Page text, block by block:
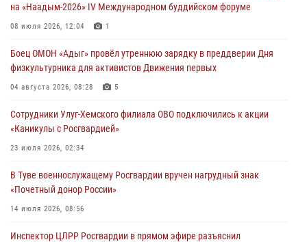
26 сигналов «Тревога» с автотранспортов отработали экипажи
задержаний Росгвардии в Туве с начала года
В Туве офицер Росгвардии подвела итоги юбилейного личного
забега
на «Наадым-2026» IV Международном буддийском форуме
08 июля 2026, 12:04 1
Боец ОМОН «Адыг» провёл утреннюю зарядку в преддверии Дня
физкультурника для активистов Движения первых
04 августа 2026, 08:28 5
Сотрудники Улуг-Хемского филиала ОВО подключились к акции
«Каникулы с Росгвардией»
23 июля 2026, 02:34
В Туве военнослужащему Росгвардии вручен нагрудный знак
«Почетный донор России»
14 июля 2026, 08:56
Инспектор ЦЛРР Росгвардии в прямом эфире разъяснил